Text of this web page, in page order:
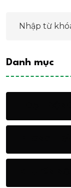
Danh mục